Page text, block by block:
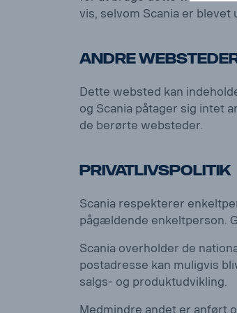
vis, selvom Scania er
Andre
Dette websted kan
og Scania påtager sig intet
de berørte websteder.
Privatlivspolitik
Scania respekterer
pågældende enkeltperson.
Scania overholder de
postadresse kan muligvis
salgs- og produktudvikling.
Medmindre andet er anført